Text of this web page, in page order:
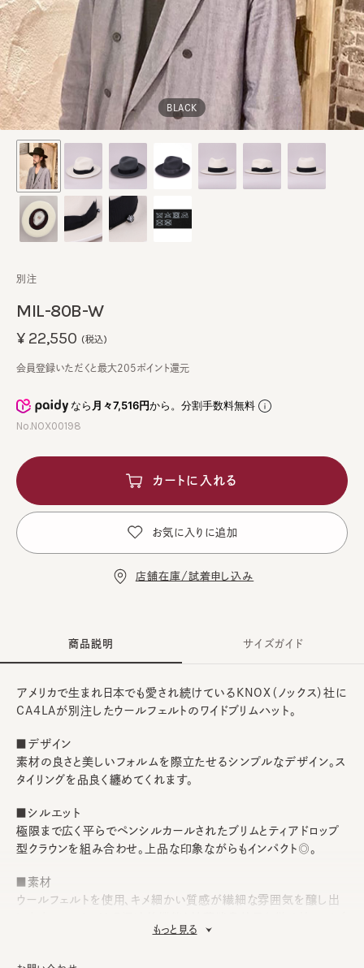
BLACK
MIL-80B-W
別注
なら月々7,516円から。分割手数料無料
No.NOX00198
¥22,550 (税込)
会員登録いただくと最大205ポイント還元
カートに入れる
お気に入りに追加
店舗在庫/試着申し込み
商品説明
アメリカで生まれ日本でも愛され続けているKNOX（ノックス）社に
CA4LAが別注したウールフェルトのワイドブリムハット。
■デザイン
素材の良さと美しいフォルムを際立たせるシンプルなデザイン。ス
タイリングを品良く纏めてくれます。
■シルエット
極限まで広く平らでペンシルカールされたブリムとティアドロップ
型クラウンを組み合わせ。上品な印象ながらもインパクト◎。
■素材
ウールフェルトを使用、キメ細かい質感が繊細な雰囲気を醸し出
ャスタースベリを搭載しているので、清潔度も高く、フィット感の微
もっと見る
サイズガイド